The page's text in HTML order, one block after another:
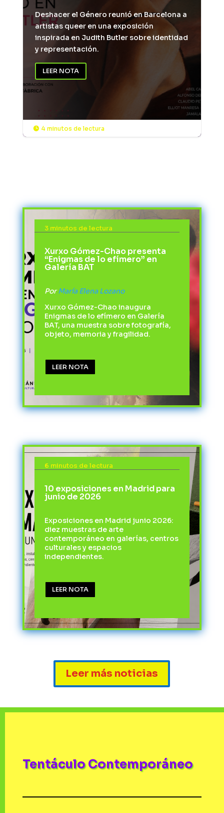
Deshacer el Género reunió en Barcelona a
artistas queer en una exposición
inspirada en Judith Butler sobre identidad
y representación.
LEER NOTA
 4 minutos de lectura
3 minutos de lectura
Xurxo Gómez-Chao presenta
“Enigmas de lo efímero” en
Galería BAT
PorMaría Elena Lozano
Xurxo Gómez-Chao inaugura
Enigmas de lo efímero en Galería
BAT, una muestra sobre fotografía,
objeto, memoria y fragilidad.
LEER NOTA
6 minutos de lectura
10 exposiciones en Madrid para
junio de 2026
Exposiciones en Madrid junio 2026:
diez muestras de arte
contemporáneo en galerías, centros
culturales y espacios
independientes.
LEER NOTA
Leer más noticias
Tentáculo Contemporáneo